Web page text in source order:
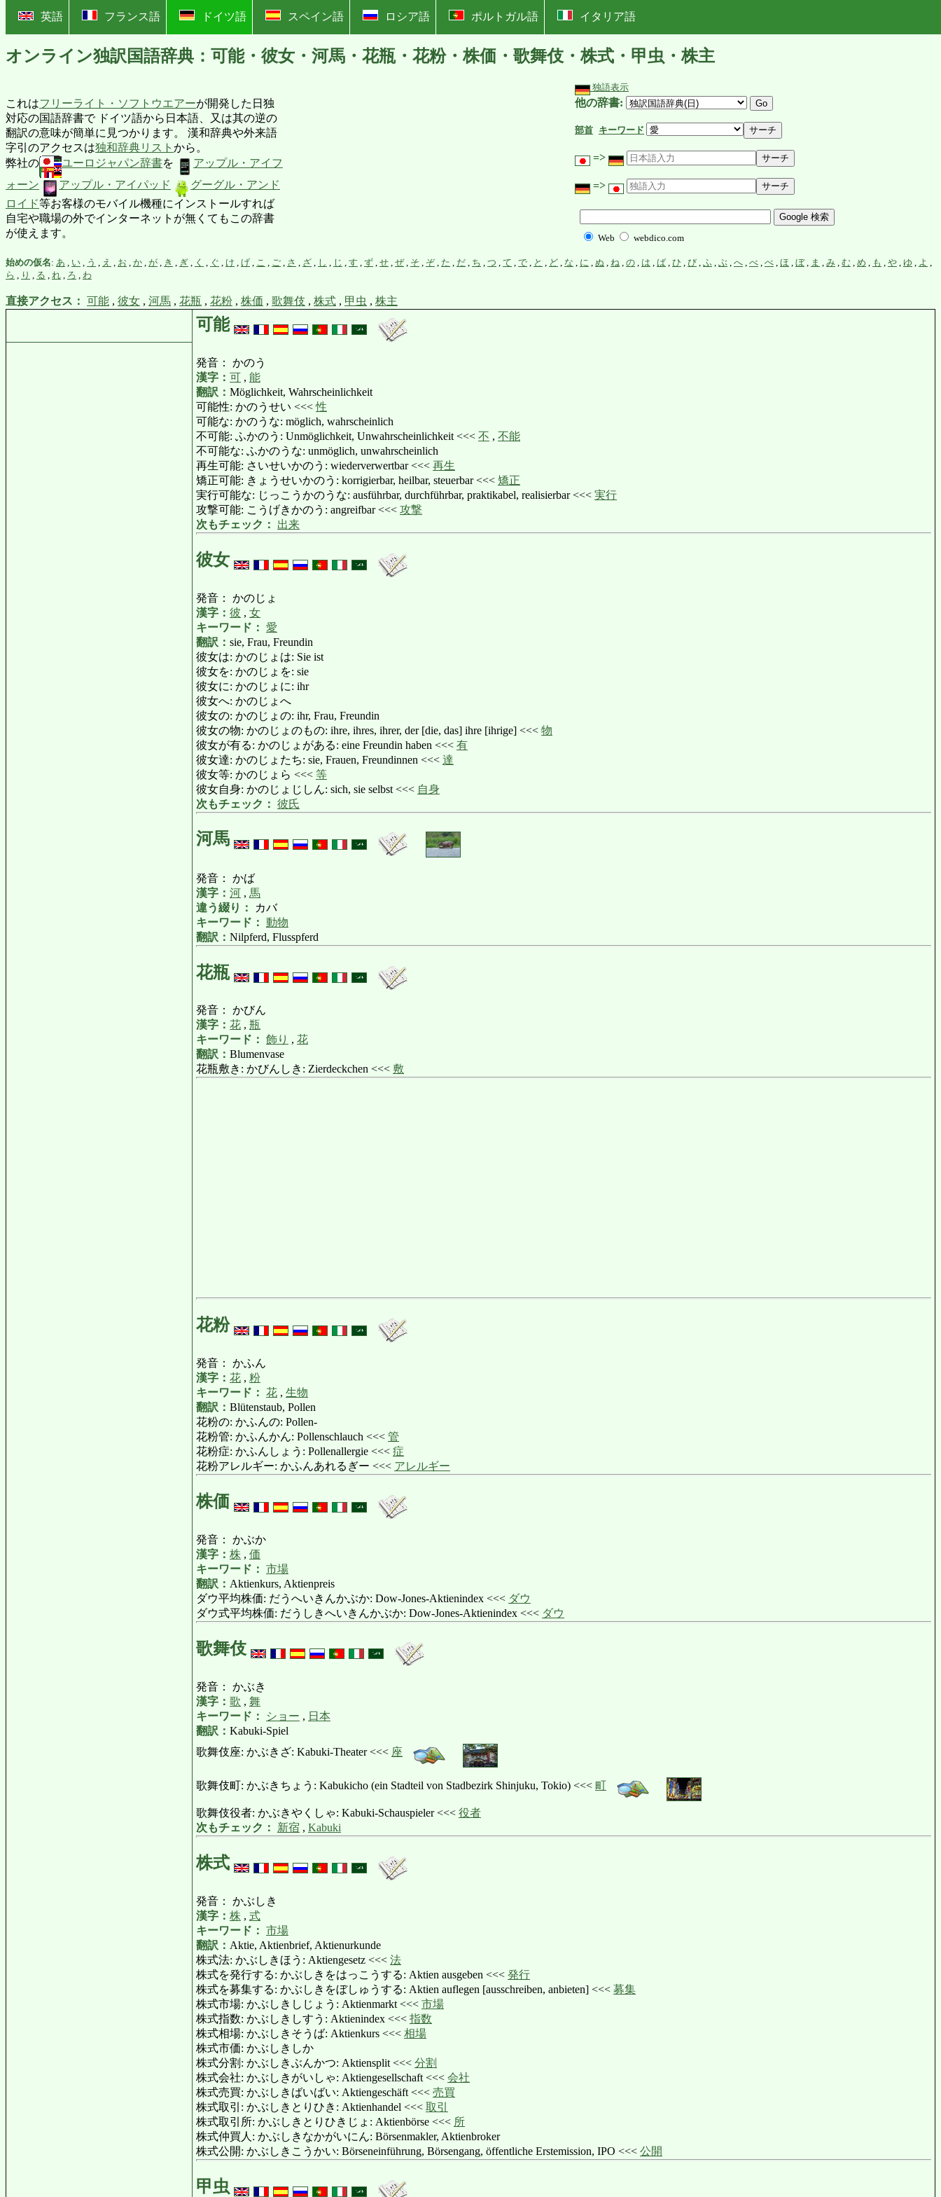
英語 フランス語 ドイツ語 スペイン語 ロシア語 ポルトガル語 イタリア語
オンライン独訳国語辞典：可能・彼女・河馬・花瓶・花粉・株価・歌舞伎・株式・甲虫・株主
これはフリーライト・ソフトウエアーが開発した日独
対応の国語辞書で ドイツ語から日本語、又は其の逆の
翻訳の意味が簡単に見つかります。 漢和辞典や外来語
字引のアクセスは独和辞典リスト から。
弊社の
ユーロジャパン辞書を
アップル・アイフ
ォーン
アップル・アイパッド
グーグル・アンド
ロイド等お客様のモバイル機種にインストールすれば
自宅や職場の外でインターネットが無くてもこの辞書
が使えます。
独語表示
他の辞書:
部首 キーワード
=>
=>
Web webdico.com
始めの仮名: あ い う え お か が き ぎ く ぐ け げ こ ご さ ざ し じ す ず せ ぜ, そ ぞ, た だ ち つ て で と ど な に ぬ ね の は ば ひ び ふ ぶ へ べ ぺ ほ ぼ, ま み む め も や ゆ よ
ら
り る れ ろ わ
直接アクセス： 可能 , 彼女 , 河馬 , 花瓶 , 花粉 , 株価 , 歌舞伎 , 株式 , 甲虫 , 株主
可能
発音： かのう
漢字： 可 , 能
翻訳： Möglichkeit, Wahrscheinlichkeit
可能性: かのうせい <<<性
可能な: かのうな: möglich, wahrscheinlich
不可能: ふかのう: Unmöglichkeit, Unwahrscheinlichkeit <<< 不 , 不能
不可能な: ふかのうな: unmöglich, unwahrscheinlich
再生可能: さいせいかのう: wiederverwertbar <<< 再生
矯正可能: きょうせいかのう: korrigierbar, heilbar, steuerbar <<< 矯正
実行可能な: じっこうかのうな: ausführbar, durchführbar, praktikabel, realisierbar <<< 実行
攻撃可能: こうげきかのう: angreifbar <<< 攻撃
次もチェック：
出来
彼女
発音： かのじょ
漢字： 彼 , 女
キーワード： 愛
翻訳： sie, Frau, Freundin
彼女は: かのじょは: Sie ist
彼女を: かのじょを: sie
彼女に: かのじょに: ihr
彼女へ: かのじょへ
彼女の: かのじょの: ihr, Frau, Freundin
彼女の物: かのじょのもの: ihre, ihres, ihrer, der [die, das] ihre [ihrige] <<< 物
彼女が有る: かのじょがある: eine Freundin haben <<< 有
彼女達: かのじょたち: sie, Frauen, Freundinnen <<< 達
彼女等: かのじょら <<< 等
彼女自身: かのじょじしん: sich, sie selbst <<< 自身
次もチェック： 彼氏
河馬
発音： かば
漢字： 河 , 馬
違う綴り：
カバ
キーワード： 動物
翻訳： Nilpferd, Flusspferd
花瓶
発音： かびん
漢字： 花 , 瓶
キーワード： 飾り , 花
翻訳： Blumenvase
花瓶敷き: かびんしき: Zierdeckchen <<< 敷
花粉
発音： かふん
漢字： 花 , 粉
キーワード： 花 , 生物
翻訳： Blütenstaub, Pollen
花粉の: かふんの: Pollen-
花粉管: かふんかん: Pollenschlauch <<< 管
花粉症: かふんしょう: Pollenallergie <<< 症
花粉アレルギー: かふんあれるぎー <<< アレルギー
株価
発音： かぶか
漢字： 株 , 価
キーワード： 市場
翻訳： Aktienkurs, Aktienpreis
ダウ平均株価: だうへいきんかぶか: Dow-Jones-Aktienindex <<< ダウ
ダウ式平均株価: だうしきへいきんかぶか: Dow-Jones-Aktienindex <<< ダウ
歌舞伎
発音： かぶき
漢字： 歌 , 舞
キーワード：
ショー , 日本
翻訳： Kabuki-Spiel
歌舞伎座: かぶきざ: Kabuki-Theater <<< 座
歌舞伎町: かぶきちょう: Kabukicho (ein Stadteil von Stadbezirk Shinjuku, Tokio) <<< 町
歌舞伎役者: かぶきやくしゃ: Kabuki-Schauspieler <<< 役者
次もチェック：
新宿 , Kabuki
株式
発音： かぶしき
漢字： 株 , 式
キーワード： 市場
翻訳： Aktie, Aktienbrief, Aktienurkunde
株式法: かぶしきほう: Aktiengesetz <<< 法
株式を発行する: かぶしきをはっこうする: Aktien ausgeben <<< 発行
株式を募集する: かぶしきをぼしゅうする: Aktien auflegen [ausschreiben, anbieten] <<< 募集
株式市場: かぶしきしじょう: Aktienmarkt <<< 市場
株式指数: かぶしきしすう: Aktienindex <<< 指数
株式相場: かぶしきそうば: Aktienkurs <<< 相場
株式市価: かぶしきしか
株式分割: かぶしきぶんかつ: Aktiensplit <<< 分割
株式会社: かぶしきがいしゃ: Aktiengesellschaft <<< 会社
株式売買: かぶしきばいばい: Aktiengeschäft <<< 売買
株式取引: かぶしきとりひき: Aktienhandel <<< 取引
株式取引所: かぶしきとりひきじょ: Aktienbörse <<< 所
株式仲買人: かぶしきなかがいにん: Börsenmakler, Aktienbroker
株式公開: かぶしきこうかい: Börseneinführung, Börsengang, öffentliche Erstemission, IPO <<< 公開
甲虫